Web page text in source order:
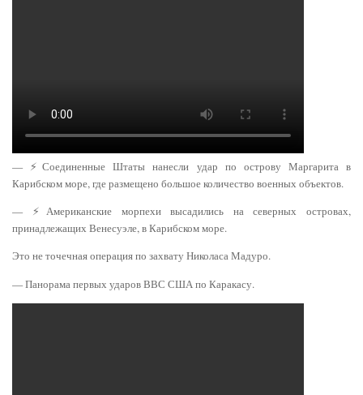
— ⚡️Соединенные Штаты нанесли удар по острову Маргарита в
Карибском море, где размещено большое количество военных объектов.
— ⚡️Американские морпехи высадились на северных островах,
принадлежащих Венесуэле, в Карибском море.
Это не точечная операция по захвату Николаса Мадуро.
— Панорама первых ударов ВВС США по Каракасу.